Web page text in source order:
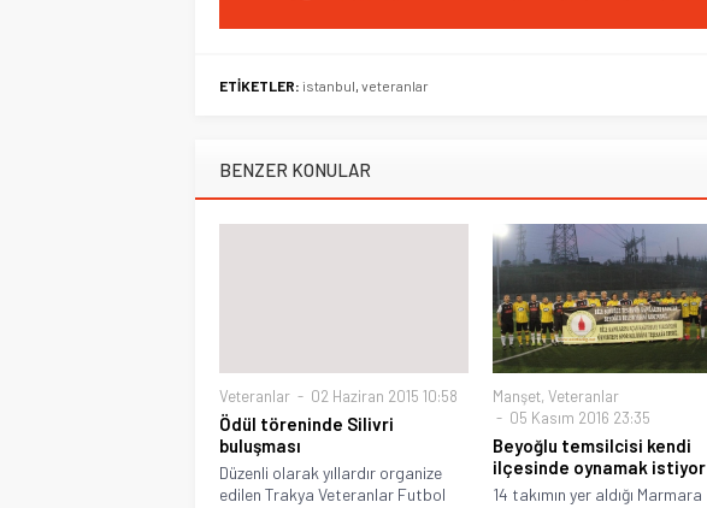
ETİKETLER: istanbul, veteranlar
BENZER KONULAR
Veteranlar 02 Haziran 2015 10:58
Ödül töreninde Silivri
buluşması
Düzenli olarak yıllardır organize
edilen Trakya Veteranlar Futbol
Manşet, Veteranlar
05 Kasım 2016 23:35
Beyoğlu temsilcisi kendi
ilçesinde oynamak istiyor
14 takımın yer aldığı Marmara